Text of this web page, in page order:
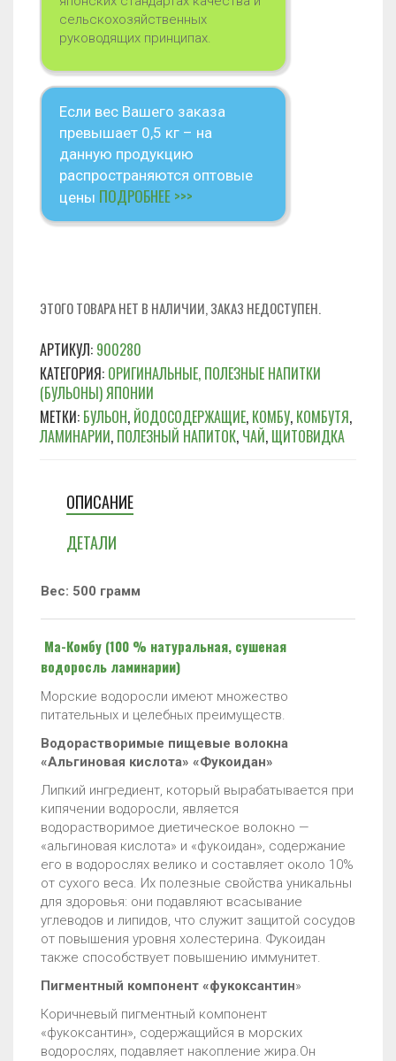
сельскохозяйственных
руководящих принципах.
Если вес Вашего заказа
превышает 0,5 кг – на
данную продукцию
распространяются оптовые
цены ПОДРОБНЕЕ >>>
ЭТОГО ТОВАРА НЕТ В НАЛИЧИИ, ЗАКАЗ НЕДОСТУПЕН.
АРТИКУЛ: 900280
КАТЕГОРИЯ: ОРИГИНАЛЬНЫЕ, ПОЛЕЗНЫЕ НАПИТКИ
(БУЛЬОНЫ) ЯПОНИИ
МЕТКИ: БУЛЬОН, ЙОДОСОДЕРЖАЩИЕ, КОМБУ, КОМБУТЯ,
ЛАМИНАРИИ, ПОЛЕЗНЫЙ НАПИТОК, ЧАЙ, ЩИТОВИДКА
ОПИСАНИЕ
ДЕТАЛИ
Вес: 500 грамм
Ма-Комбу (100 % натуральная, сушеная
водоросль ламинарии)
Морские водоросли имеют множество
питательных и целебных преимуществ.
Водорастворимые пищевые волокна
«Альгиновая кислота» «Фукоидан»
Липкий ингредиент, который вырабатывается при
кипячении водоросли, является
водорастворимое диетическое волокно —
«альгиновая кислота» и «фукоидан», содержание
его в водорослях велико и составляет около 10%
от сухого веса. Их полезные свойства уникальны
для здоровья: они подавляют всасывание
углеводов и липидов, что служит защитой сосудов
от повышения уровня холестерина. Фукоидан
также способствует повышению иммунитет.
Пигментный компонент «фукоксантин»
Коричневый пигментный компонент
«фукоксантин», содержащийся в морских
водорослях, подавляет накопление жира.Он